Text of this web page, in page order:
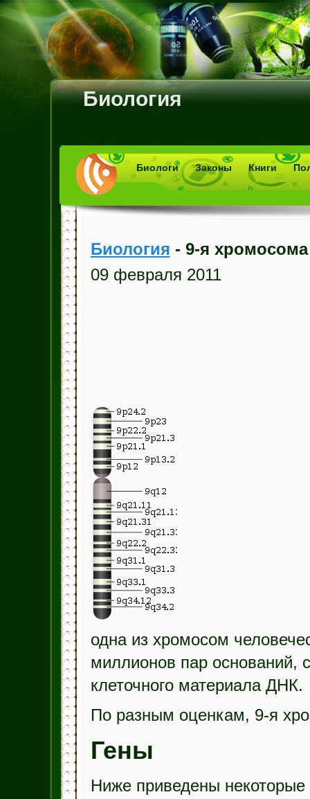
Биология
Биологи Законы Книги
Биология - 9-я
09 февраля 2011
одна из хромосом
миллионов пар оснований,
клеточного материала ДНК.
По разным оценкам, 9-я
Гены
Ниже приведены